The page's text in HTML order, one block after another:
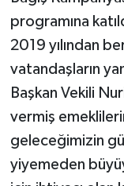
programına
2019 yılından
vatandaşların
Başkan Vekili
vermiş
geleceğimizin
yiyemeden